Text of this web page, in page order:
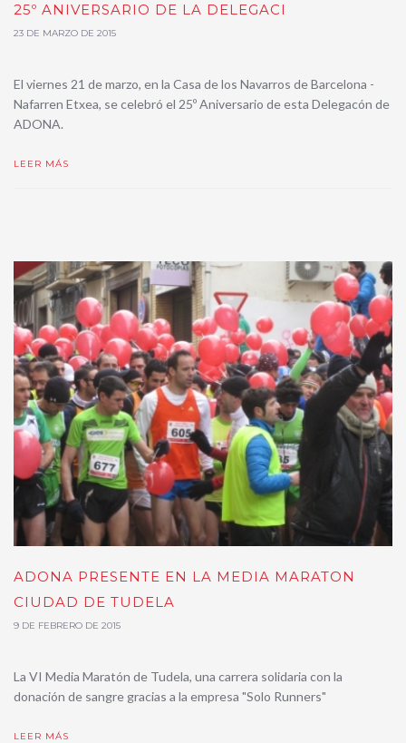
25º ANIVERSARIO DE LA DELEGACI
23 DE MARZO DE 2015
El viernes 21 de marzo, en la Casa de los Navarros de Barcelona -
Nafarren Etxea, se celebró el 25º Aniversario de esta Delegacón de
ADONA.
LEER MÁS
ADONA PRESENTE EN LA MEDIA MARATON
CIUDAD DE TUDELA
9 DE FEBRERO DE 2015
La VI Media Maratón de Tudela, una carrera solidaria con la
donación de sangre gracias a la empresa "Solo Runners"
LEER MÁS